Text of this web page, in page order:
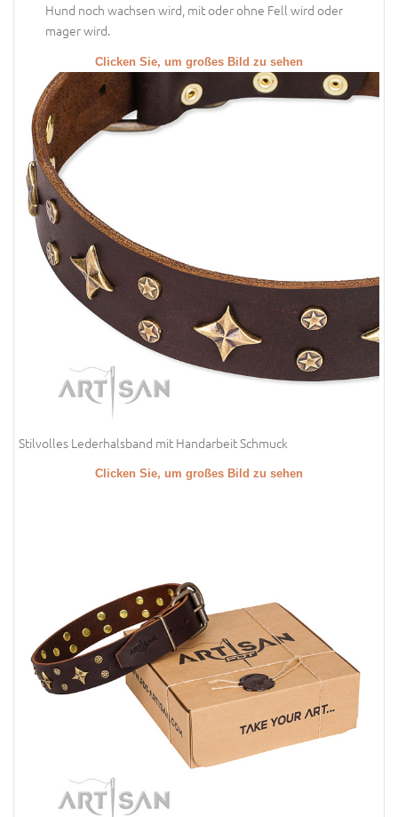
Hund noch wachsen wird, mit oder ohne Fell wird oder
mager wird.
Clicken Sie, um großes Bild zu sehen
Stilvolles Lederhalsband mit Handarbeit Schmuck
Clicken Sie, um großes Bild zu sehen